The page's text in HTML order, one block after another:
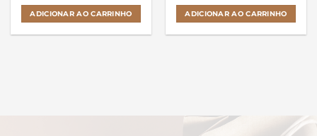
ADICIONAR AO CARRINHO ADICIONAR AO CARRINHO